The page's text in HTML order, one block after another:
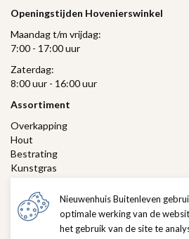
Openingstijden Hovenierswinkel
Maandag t/m vrijdag:
7:00 - 17:00 uur
Zaterdag:
8:00 uur - 16:00 uur
Assortiment
Overkapping
Hout
Bestrating
Kunstgras
Verlichting
Hovenierswinkel
Klantenservice
Nieuwenhuis Buitenleven
optimale werking van de
het gebruik van de site te